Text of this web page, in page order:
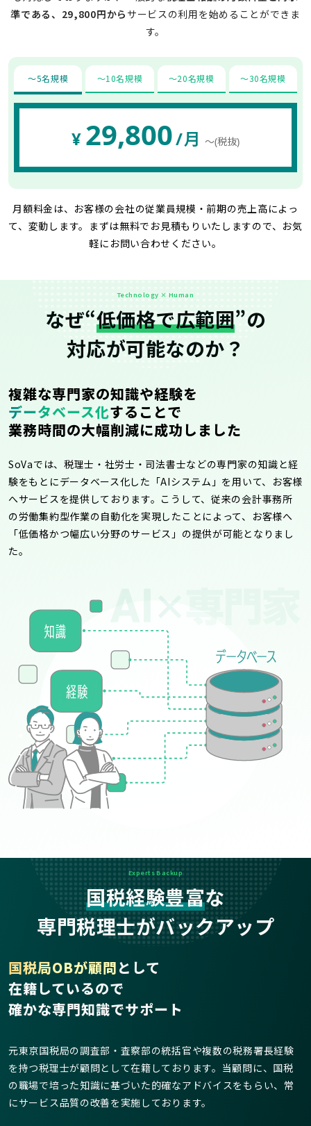
準である、29,800円から サービスの利用を始めることができま
す。
〜5名規模 〜10名規模 〜20名規模 〜30名規模
¥ 29,800/月 〜(税抜)
月額料金は、お客様の会社の従業員規模・前期の売上高によっ
て、変動します。 まずは無料でお見積もりいたしますので、お気
軽にお問い合わせください。
Technology × Human
なぜ“低価格で広範囲”の
対応が可能なのか？
複雑な専門家の知識や経験を
データベース化することで
業務時間の大幅削減に成功しました
SoVaでは、税理士・社労士・司法書士などの専門家の知識と経
験をもとにデータベース化した「AIシステム」を用いて、お客様
へサービスを提供しております。こうして、従来の会計事務所
の労働集約型作業の自動化を実現したことによって、お客様へ
「低価格かつ幅広い分野のサービス」の提供が可能となりまし
た。
Experts Backup
国税経験豊富な
専門税理士がバックアップ
国税局OBが顧問として
在籍しているので
確かな専門知識でサポート
元東京国税局の調査部・査察部の統括官や複数の税務署長経験
を持つ税理士が顧問として在籍しております。当顧問に、国税
の職場で培った知識に基づいた的確なアドバイスをもらい、常
にサービス品質の改善を実施しております。